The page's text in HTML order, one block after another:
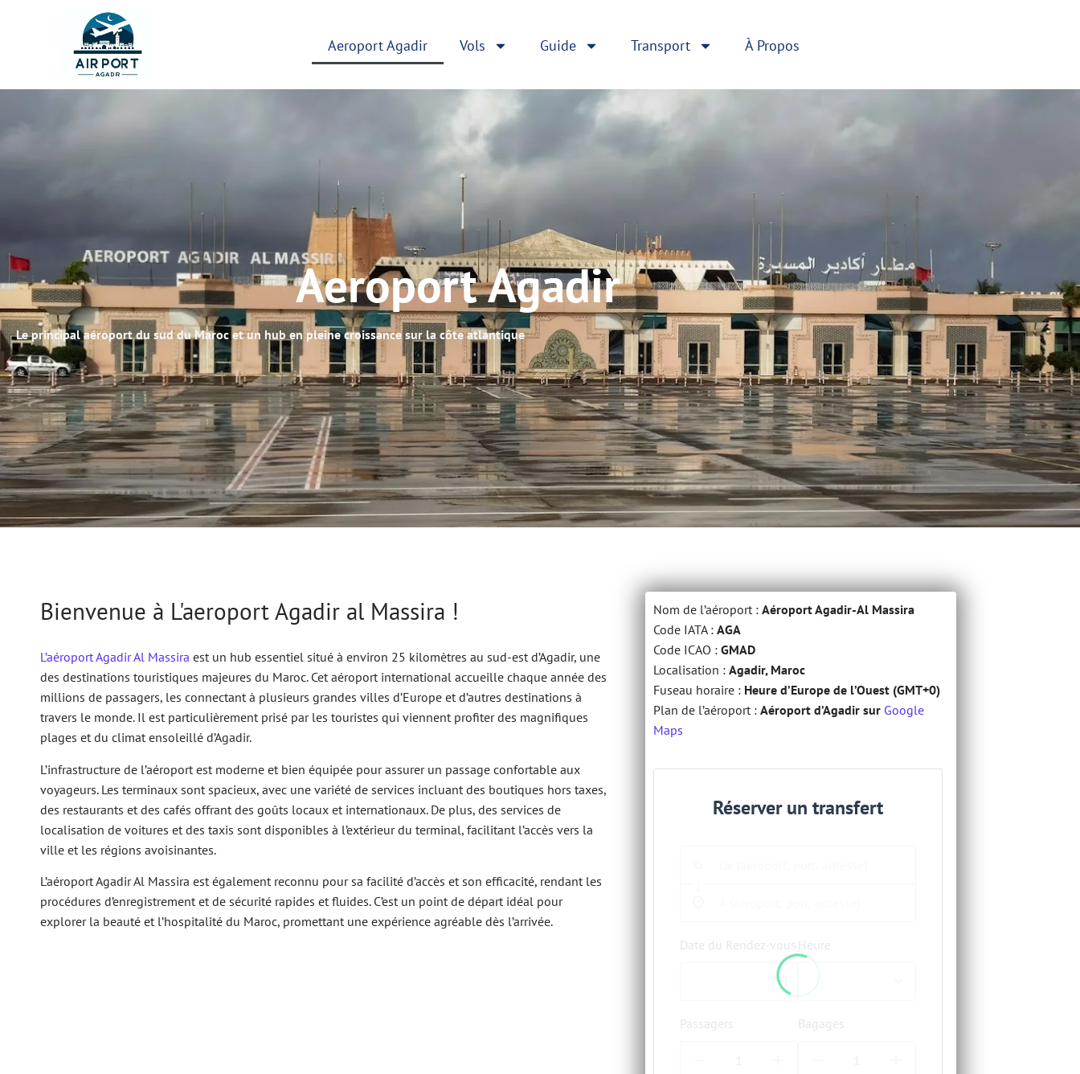
Aeroport Agadir Vols Guide Transport À Propos
Aeroport Agadir
Le principal aéroport du sud du Maroc et un hub en pleine croissance sur la côte atlantique
Bienvenue à L'aeroport Agadir al Massira !
L’aéroport Agadir Al Massira est un hub essentiel situé à environ 25 kilomètres au sud-est d’Agadir, une
des destinations touristiques majeures du Maroc. Cet aéroport international accueille chaque année des
millions de passagers, les connectant à plusieurs grandes villes d’Europe et d’autres destinations à
travers le monde. Il est particulièrement prisé par les touristes qui viennent profiter des magnifiques
plages et du climat ensoleillé d’Agadir.
L’infrastructure de l’aéroport est moderne et bien équipée pour assurer un passage confortable aux
voyageurs. Les terminaux sont spacieux, avec une variété de services incluant des boutiques hors taxes,
des restaurants et des cafés offrant des goûts locaux et internationaux. De plus, des services de
localisation de voitures et des taxis sont disponibles à l’extérieur du terminal, facilitant l’accès vers la
ville et les régions avoisinantes.
L’aéroport Agadir Al Massira est également reconnu pour sa facilité d’accès et son efficacité, rendant les
procédures d’enregistrement et de sécurité rapides et fluides. C’est un point de départ idéal pour
explorer la beauté et l’hospitalité du Maroc, promettant une expérience agréable dès l’arrivée.
Nom de l’aéroport : Aéroport Agadir-Al Massira
Code IATA : AGA
Code ICAO : GMAD
Localisation : Agadir, Maroc
Fuseau horaire : Heure d’Europe de l’Ouest (GMT+0)
Plan de l’aéroport : Aéroport d’Agadir surGoogle
Maps
Réserver un transfert
Date du Rendez-vous Heure
Passagers Bagages